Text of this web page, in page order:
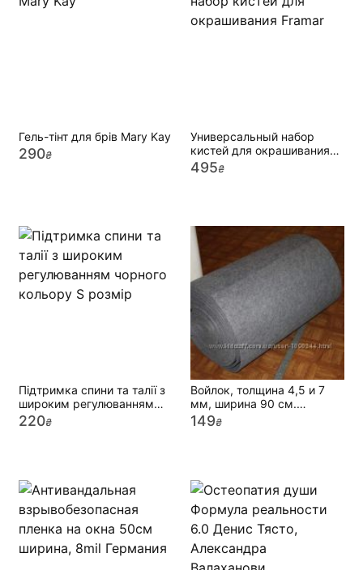
Гель-тінт для брів Mary Kay
290₴
Универсальный набор
кистей для окрашивания
Framar
495₴
Підтримка спини та талії з
широким регулюванням
чорного кольору S розмір
220₴
Войлок, толщина 4,5 и 7
мм, ширина 90 см.
Украина
149₴